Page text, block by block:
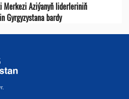
Merkezi Aziýanyň liderleriniň
Gyrgyzystana bardy